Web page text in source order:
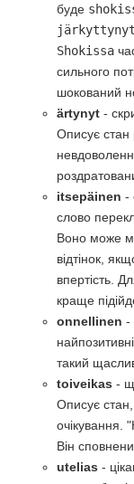
буде
järkyttynyt
Shokissa
сильного
шокований
ärtynyt -
Описує стан
itsepäinen -
слово
Воно може
відтінок,
впертість.
краще
onnellinen -
такий
toiveikas -
Описує стан,
очікування.
Він
utelias -